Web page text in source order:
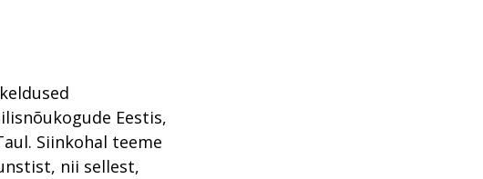
Eestis,
Siinkohal teeme
nii sellest,